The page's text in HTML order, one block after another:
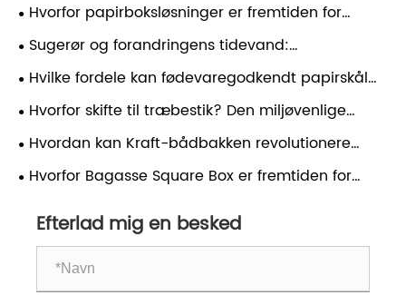
Hvorfor papirboksløsninger er fremtiden for
bæredygtig fødevareemballage
Sugerør og forandringens tidevand:
Bionedbrydelige løsninger til en renere fremtid
Hvilke fordele kan fødevaregodkendt papirskål
give globale catering- og takeaway-operatører?
Hvorfor skifte til træbestik? Den miljøvenlige
spiserevolution
Hvordan kan Kraft-bådbakken revolutionere
miljøvenlige fødevareemballageløsninger?
Hvorfor Bagasse Square Box er fremtiden for
Efterlad mig en besked